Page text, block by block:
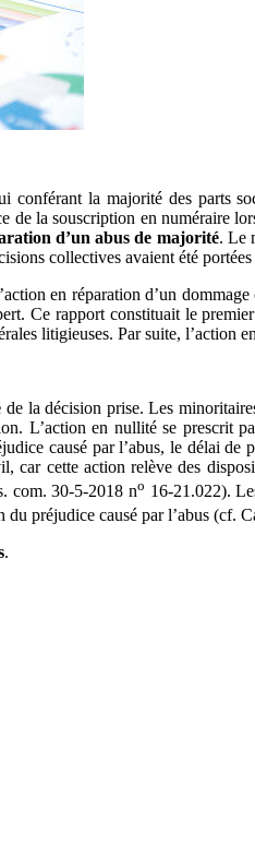
conférant la majorité des parts
de la souscription en numéraire
d’un abus de majorité. Le
collectives avaient été
en réparation d’un
Ce rapport constituait le
litigieuses. Par suite, l’action
de la décision prise. Les
L’action en nullité se
causé par l’abus, le délai
car cette action relève des
com. 30-5-2018 no 16-21.022).
préjudice causé par l’abus (cf.
.